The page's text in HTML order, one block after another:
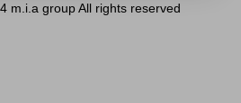
m.i.a group All rights reserved